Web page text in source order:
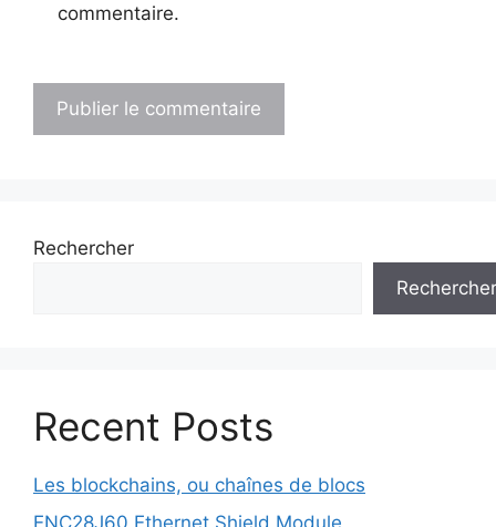
commentaire.
Rechercher
Rechercher
Recent Posts
Les blockchains, ou chaînes de blocs
ENC28J60 Ethernet Shield Module